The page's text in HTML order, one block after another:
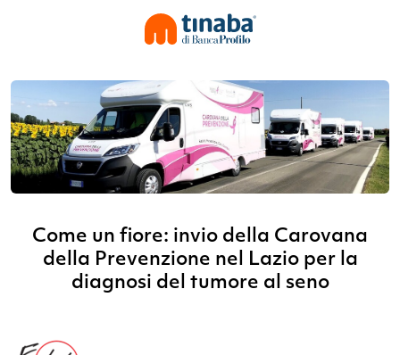
Come un fiore: invio della Carovana
della Prevenzione nel Lazio per la
diagnosi del tumore al seno